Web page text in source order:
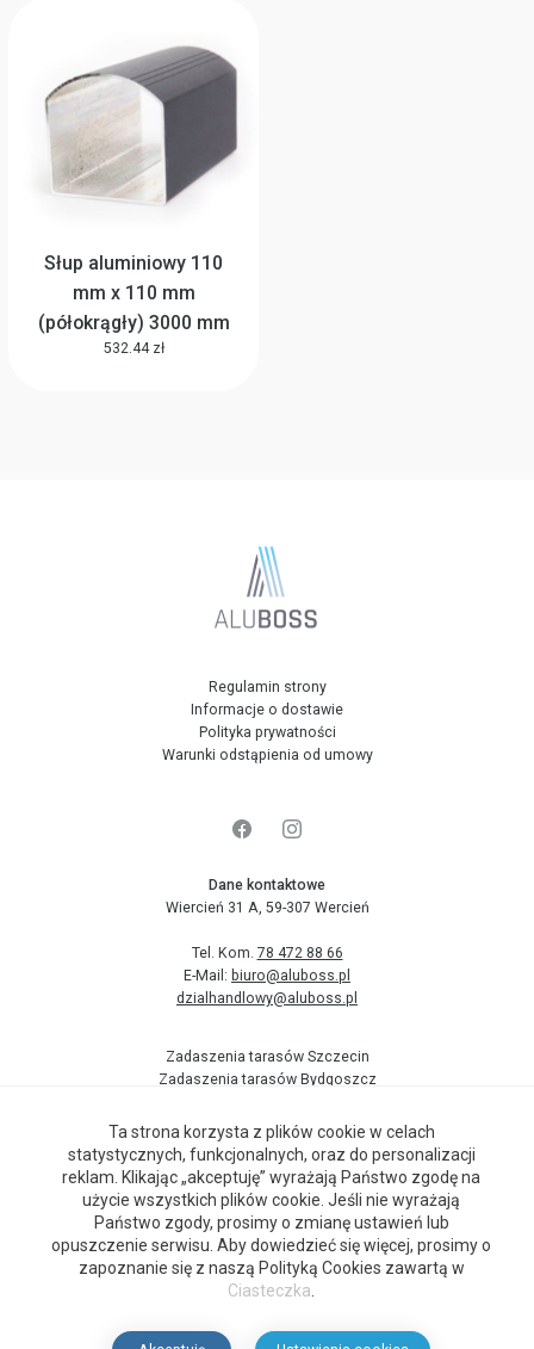
Słup aluminiowy 110
mm x 110 mm
(półokrągły) 3000 mm
532.44 zł
Regulamin strony
Informacje o dostawie
Polityka prywatności
Warunki odstąpienia od umowy
Dane kontaktowe
Wiercień 31 A, 59-307 Wercień
Tel. Kom. 78 472 88 66
E-Mail: biuro@aluboss.pl
dzialhandlowy@aluboss.pl
Zadaszenia tarasów Szczecin
Zadaszenia tarasów Bydgoszcz
Zadaszenia tarasów Kraków
Zadaszenia tarasów Łódź
Zadaszenia tarasów pomorskie
Zadaszenia tarasów Poznań
Zadaszenia tarasów Wrocław
Zadaszenia tarasów Śląsk
Ta strona korzysta z plików cookie w celach
statystycznych, funkcjonalnych, oraz do personalizacji
reklam. Klikając „akceptuję” wyrażają Państwo zgodę na
użycie wszystkich plików cookie. Jeśli nie wyrażają
Państwo zgody, prosimy o zmianę ustawień lub
opuszczenie serwisu. Aby dowiedzieć się więcej, prosimy o
zapoznanie się z naszą Polityką Cookies zawartą w
Ciasteczka.